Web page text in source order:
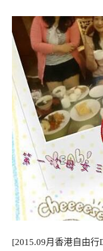
[2015.09月香港自由